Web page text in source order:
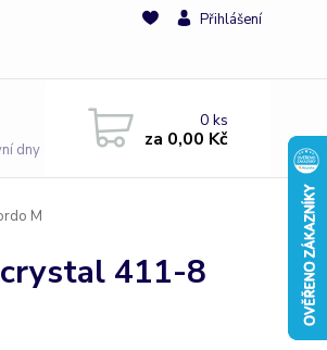
Přihlášení
dny
0ks
za 0,00 Kč
M
411-8